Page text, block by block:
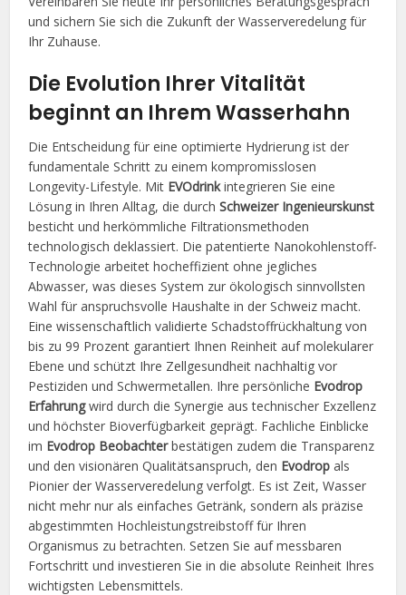
und sichern Sie sich die Zukunft der Wasserveredelung für
Ihr Zuhause.
Die Evolution Ihrer Vitalität
beginnt an Ihrem Wasserhahn
Die Entscheidung für eine optimierte Hydrierung ist der
fundamentale Schritt zu einem kompromisslosen
Longevity-Lifestyle. Mit EVOdrinkintegrieren Sie eine
Lösung in Ihren Alltag, die durchSchweizer Ingenieurskunst
besticht und herkömmliche Filtrationsmethoden
technologisch deklassiert. Die patentierte Nanokohlenstoff-
Technologie arbeitet hocheffizient ohne jegliches
Abwasser, was dieses System zur ökologisch sinnvollsten
Wahl für anspruchsvolle Haushalte in der Schweiz macht.
Eine wissenschaftlich validierte Schadstoffrückhaltung von
bis zu 99 Prozent garantiert Ihnen Reinheit auf molekularer
Ebene und schützt Ihre Zellgesundheit nachhaltig vor
Pestiziden und Schwermetallen. Ihre persönliche Evodrop
Erfahrungwird durch die Synergie aus technischer Exzellenz
und höchster Bioverfügbarkeit geprägt. Fachliche Einblicke
im Evodrop Beobachterbestätigen zudem die Transparenz
und den visionären Qualitätsanspruch, den Evodrop als
Pionier der Wasserveredelung verfolgt. Es ist Zeit, Wasser
nicht mehr nur als einfaches Getränk, sondern als präzise
abgestimmten Hochleistungstreibstoff für Ihren
Organismus zu betrachten. Setzen Sie auf messbaren
Fortschritt und investieren Sie in die absolute Reinheit Ihres
wichtigsten Lebensmittels.